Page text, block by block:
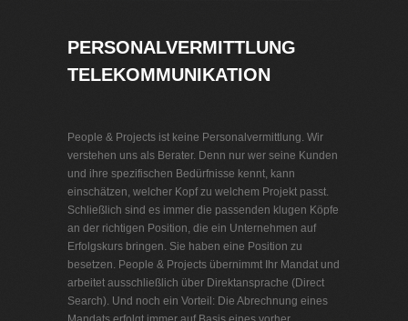
PERSONALVERMITTLUNG
TELEKOMMUNIKATION
People & Projects ist keine Personalvermittlung. Wir
verstehen uns als Berater. Denn nur wer seine Kunden
und ihre spezifischen Bedürfnisse kennt, kann
einschätzen, welcher Kopf zu welchem Projekt passt.
Schließlich sind es immer die passenden klugen Köpfe
an der richtigen Position, die ein Unternehmen auf
Erfolgskurs bringen. Sie haben eine Position zu
besetzen. People & Projects übernimmt Ihr Mandat und
arbeitet ausschließlich über Direktansprache (Direct
Search). Und noch ein Vorteil: Die Abrechnung eines